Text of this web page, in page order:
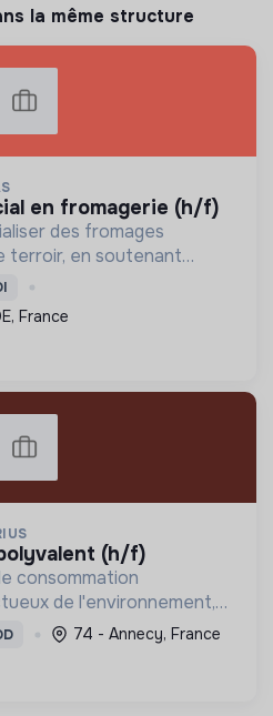
la même structure
en fromagerie (h/f)
des fromages
terroir, en soutenant
et en promouvant
social équitable.
France
(h/f)
consommation
de l'environnement,
bio et équitables, en
en soutenant l'économie
74 - Annecy, France